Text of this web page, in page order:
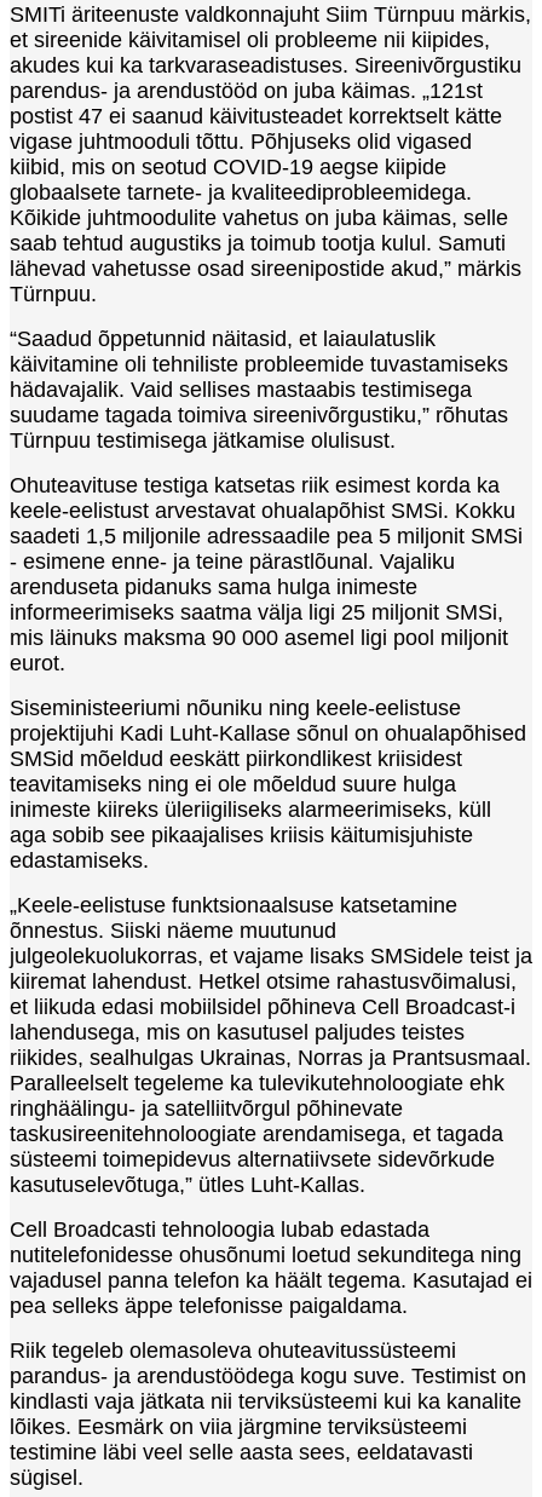
SMITi äriteenuste valdkonnajuht Siim Türnpuu märkis,
et sireenide käivitamisel oli probleeme nii kiipides,
akudes kui ka tarkvaraseadistuses. Sireenivõrgustiku
parendus- ja arendustööd on juba käimas. „121st
postist 47 ei saanud käivitusteadet korrektselt kätte
vigase juhtmooduli tõttu. Põhjuseks olid vigased
kiibid, mis on seotud COVID-19 aegse kiipide
globaalsete tarnete- ja kvaliteediprobleemidega.
Kõikide juhtmoodulite vahetus on juba käimas, selle
saab tehtud augustiks ja toimub tootja kulul. Samuti
lähevad vahetusse osad sireenipostide akud,” märkis
Türnpuu.
“Saadud õppetunnid näitasid, et laiaulatuslik
käivitamine oli tehniliste probleemide tuvastamiseks
hädavajalik. Vaid sellises mastaabis testimisega
suudame tagada toimiva sireenivõrgustiku,” rõhutas
Türnpuu testimisega jätkamise olulisust.
Ohuteavituse testiga katsetas riik esimest korda ka
keele-eelistust arvestavat ohualapõhist SMSi. Kokku
saadeti 1,5 miljonile adressaadile pea 5 miljonit SMSi
- esimene enne- ja teine pärastlõunal. Vajaliku
arenduseta pidanuks sama hulga inimeste
informeerimiseks saatma välja ligi 25 miljonit SMSi,
mis läinuks maksma 90 000 asemel ligi pool miljonit
eurot.
Siseministeeriumi nõuniku ning keele-eelistuse
projektijuhi Kadi Luht-Kallase sõnul on ohualapõhised
SMSid mõeldud eeskätt piirkondlikest kriisidest
teavitamiseks ning ei ole mõeldud suure hulga
inimeste kiireks üleriigiliseks alarmeerimiseks, küll
aga sobib see pikaajalises kriisis käitumisjuhiste
edastamiseks.
„Keele-eelistuse funktsionaalsuse katsetamine
õnnestus. Siiski näeme muutunud
julgeolekuolukorras, et vajame lisaks SMSidele teist ja
kiiremat lahendust. Hetkel otsime rahastusvõimalusi,
et liikuda edasi mobiilsidel põhineva Cell Broadcast-i
lahendusega, mis on kasutusel paljudes teistes
riikides, sealhulgas Ukrainas, Norras ja Prantsusmaal.
Paralleelselt tegeleme ka tulevikutehnoloogiate ehk
ringhäälingu- ja satelliitvõrgul põhinevate
taskusireenitehnoloogiate arendamisega, et tagada
süsteemi toimepidevus alternatiivsete sidevõrkude
kasutuselevõtuga,” ütles Luht-Kallas.
Cell Broadcasti tehnoloogia lubab edastada
nutitelefonidesse ohusõnumi loetud sekunditega ning
vajadusel panna telefon ka häält tegema. Kasutajad ei
pea selleks äppe telefonisse paigaldama.
Riik tegeleb olemasoleva ohuteavitussüsteemi
parandus- ja arendustöödega kogu suve. Testimist on
kindlasti vaja jätkata nii terviksüsteemi kui ka kanalite
lõikes. Eesmärk on viia järgmine terviksüsteemi
testimine läbi veel selle aasta sees, eeldatavasti
sügisel.